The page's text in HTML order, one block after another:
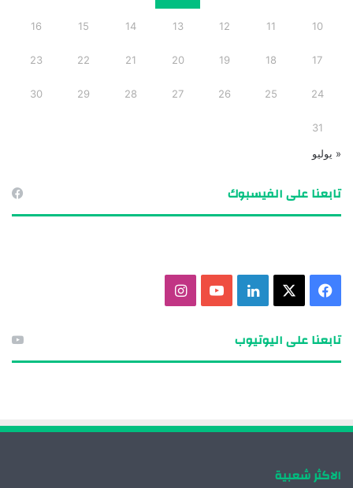
10
11
12
13
14
15
16
17
18
19
20
21
22
23
24
25
26
27
28
29
30
31
« يوليو
تابعنا على الفيسبوك
تابعنا على اليوتيوب
الاكثر شعبية